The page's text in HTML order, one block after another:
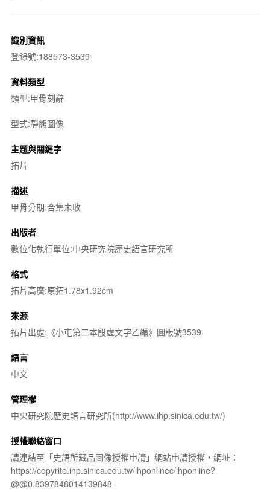
識別資訊
登錄號:188573-3539
資料類型
類型:甲骨刻辭
型式:靜態圖像
主題與關鍵字
拓片
描述
甲骨分期:合集未收
出版者
數位化執行單位:中央研究院歷史語言研究所
格式
拓片高廣:原拓1.78x1.92cm
來源
拓片出處:《小屯第二本殷虛文字乙編》圖版號3539
語言
中文
管理權
中央研究院歷史語言研究所(http://www.ihp.sinica.edu.tw/)
授權聯絡窗口
請連結至「史語所藏品圖像授權申請」網站申請授權，網址：
https://copyrite.ihp.sinica.edu.tw/ihponlinec/ihponline?
@@0.8397848014139848